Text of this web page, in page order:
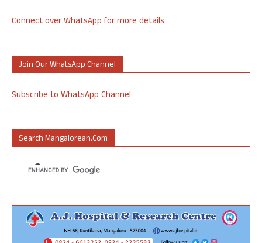
Connect over WhatsApp for more details
Join Our WhatsApp Channel
Subscribe to WhatsApp Channel
Search Mangalorean.com